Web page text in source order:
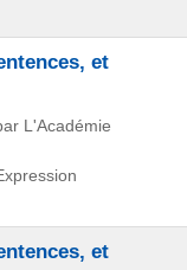
et
L'Académie
et